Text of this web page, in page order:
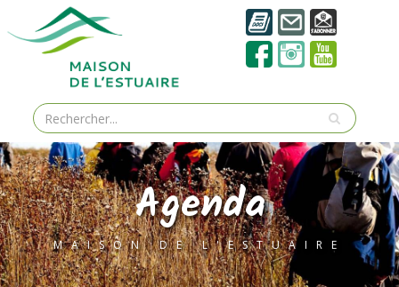
Agenda
MAISON DE L'ESTUAIRE